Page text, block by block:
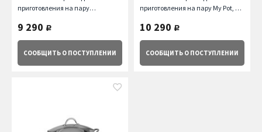
приготовления на пару
9 290 руб.
СООБЩИТЬ О ПОСТУПЛЕНИИ
приготовления на пару My Pot, 24
10 290 руб.
СООБЩИТЬ О ПОСТУПЛЕНИИ